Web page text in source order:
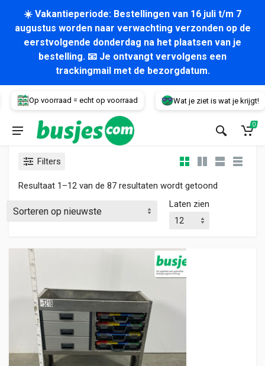
☀️ Vakantieperiode: Bestellingen van 16 juli t/m 7
augustus worden naar verwachting verzonden op de
eerstvolgende donderdag na het plaatsen van je
bestelling. 📧 Je ontvangt vervolgens een
trackingmail met de bezorgdatum.
Op voorraad = echt op voorraad Wat je ziet is wat je krijgt!
Voertuig
0
Filters
Resultaat 1–12 van de 87 resultaten wordt getoond
Laten zien